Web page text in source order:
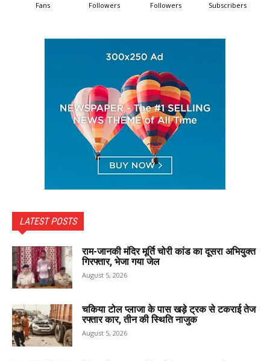
Fans Followers Followers Subscribers
LATEST POSTS
राम-जानकी मंदिर मूर्ति चोरी कांड का दूसरा अभियुक्त
गिरफ्तार, भेजा गया जेल
August 5, 2026
चकिया टोल प्लाजा के पास खड़े ट्रक से टकराई तेज
रफ्तार कार, तीन की स्थिति नाजुक
August 5, 2026